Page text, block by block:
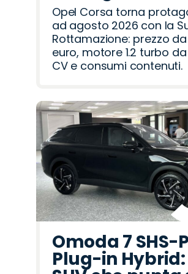
Opel Corsa torna
ad agosto 2026 con la
Rottamazione: prezzo da
euro, motore 1.2 turbo da
CV e consumi contenuti.
Omoda 7 SHS-P
Plug-in Hybrid: